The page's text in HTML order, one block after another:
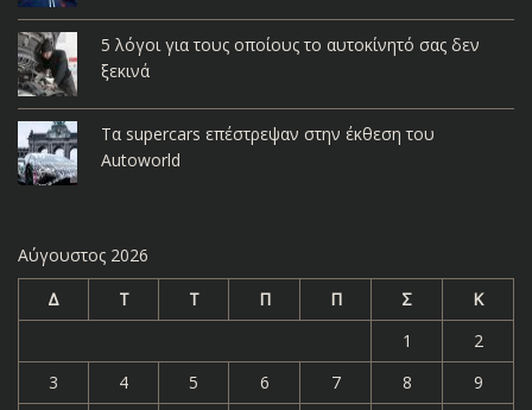
5 λόγοι για τους οποίους το αυτοκίνητό σας δεν
ξεκινά
Τα supercars επέστρεψαν στην έκθεση του
Autoworld
Αύγουστος 2026
Δ
Τ Τ Π Π Σ
Κ
1
2
3
4 5 6 7 8
9